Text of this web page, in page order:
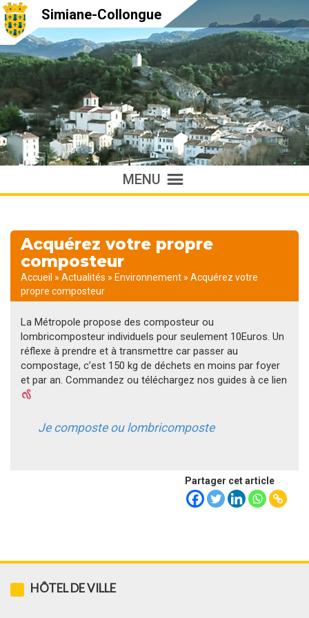
Simiane-Collongue
MENU
Acquérez votre propre
composteur
Accueil » Actualités » Environnement » Acquérez votre
propre composteur
La Métropole propose des composteur ou
lombricomposteur individuels pour seulement 10Euros. Un
réflexe à prendre et à transmettre car passer au
compostage, c’est 150 kg de déchets en moins par foyer
et par an. Commandez ou téléchargez nos guides à ce lien
Je composte ou lombricomposte
Partager cet article
HÔTEL DE VILLE